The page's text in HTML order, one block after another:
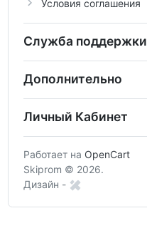
Условия соглашения
Служба поддержки
Дополнительно
Личный Кабинет
Работает на OpenCart
Skiprom © 2026.
Дизайн -